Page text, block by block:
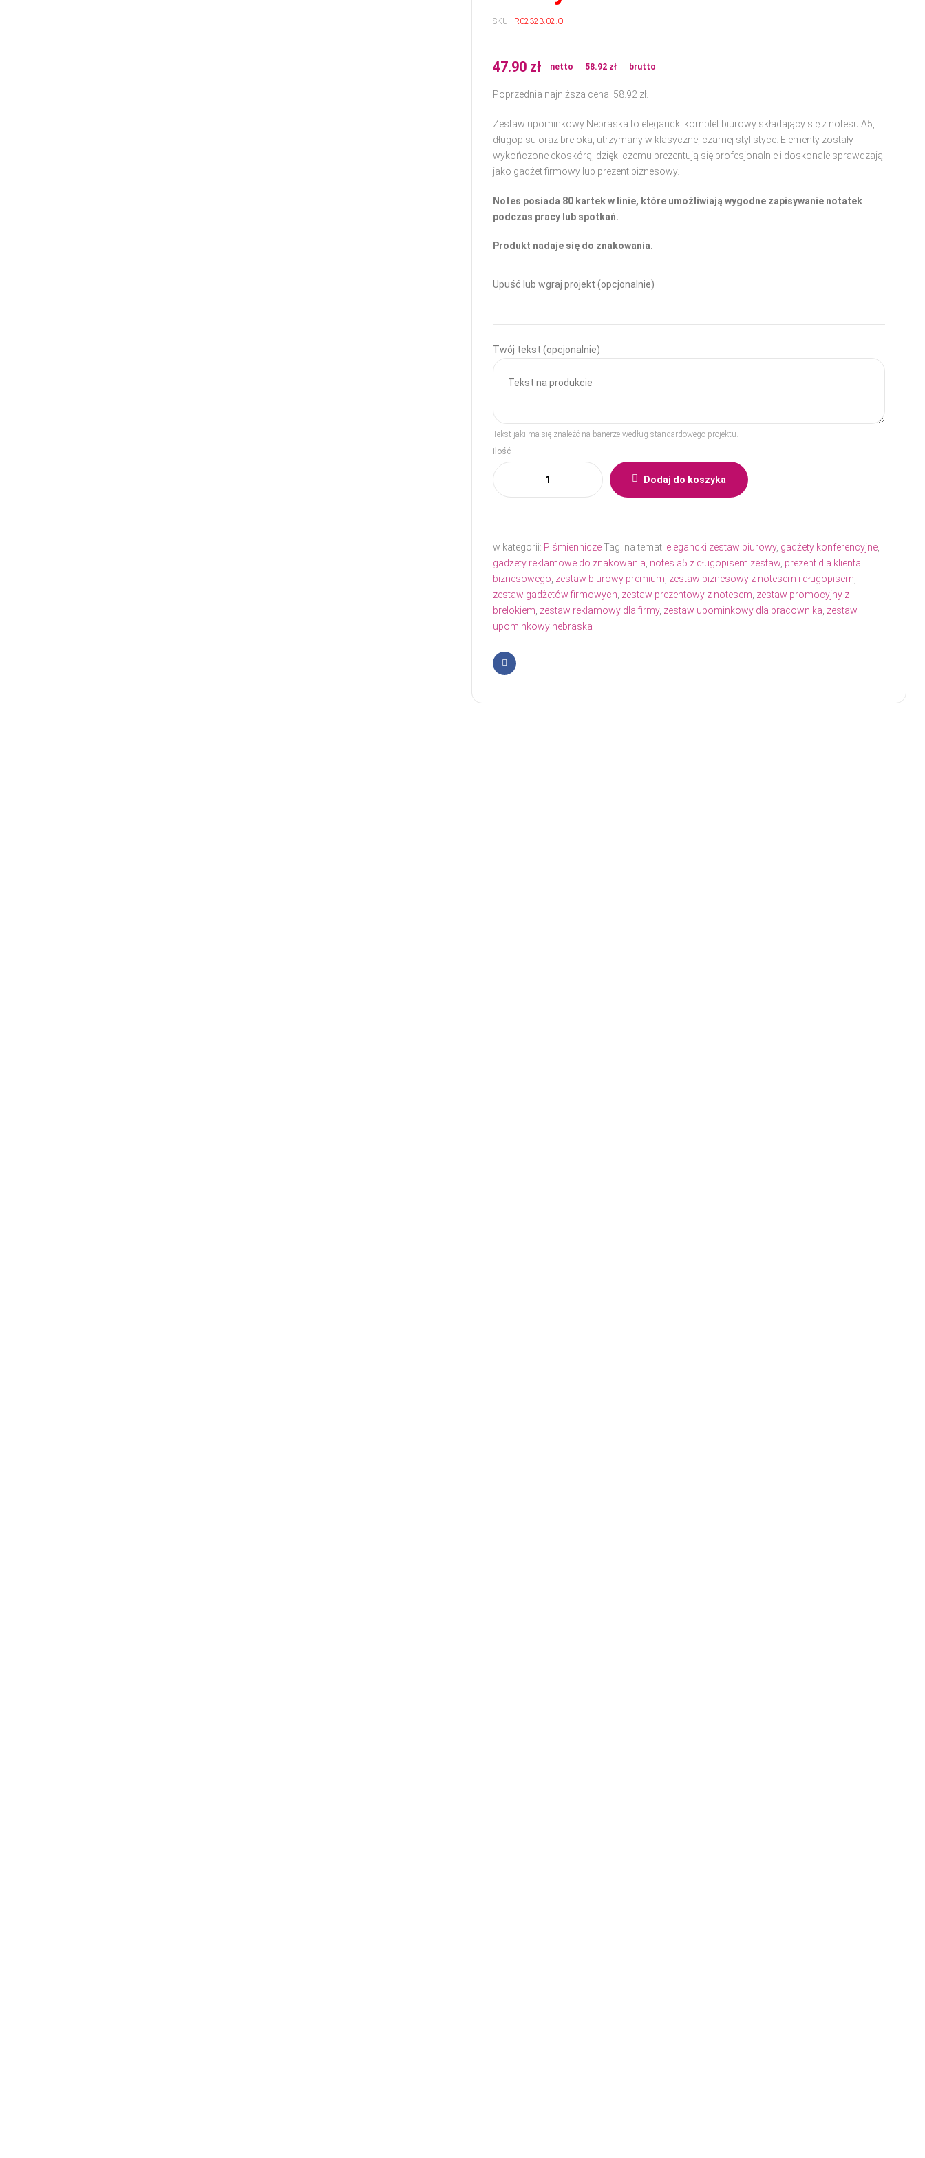
SKU : R02323.02.O
47.90 zł netto 58.92 zł brutto
Poprzednia najniższa cena: 58.92 zł.
Zestaw upominkowy Nebraska to elegancki komplet biurowy składający się z notesu A5,
długopisu oraz breloka, utrzymany w klasycznej czarnej stylistyce. Elementy zostały
wykończone ekoskórą, dzięki czemu prezentują się profesjonalnie i doskonale sprawdzają
jako gadżet firmowy lub prezent biznesowy.
Notes posiada 80 kartek w linie, które umożliwiają wygodne zapisywanie notatek
podczas pracy lub spotkań.
Produkt nadaje się do znakowania.
Upuść lub wgraj projekt (opcjonalnie)
Twój tekst (opcjonalnie)
Tekst jaki ma się znaleźć na banerze według standardowego projektu.
ilość
Dodaj do koszyka
w kategorii: PiśmienniczeTagi na temat: elegancki zestaw biurowy, gadżety konferencyjne,
gadżety reklamowe do znakowania notes a5 z długopisem zestaw, prezent dla klienta
biznesowego zestaw biurowy premium zestaw biznesowy z notesem i długopisem
zestaw gadżetów firmowych zestaw prezentowy z notesem zestaw promocyjny z
brelokiem zestaw reklamowy dla firmy, zestaw upominkowy dla pracownika zestaw
upominkowy nebraska
Facebook